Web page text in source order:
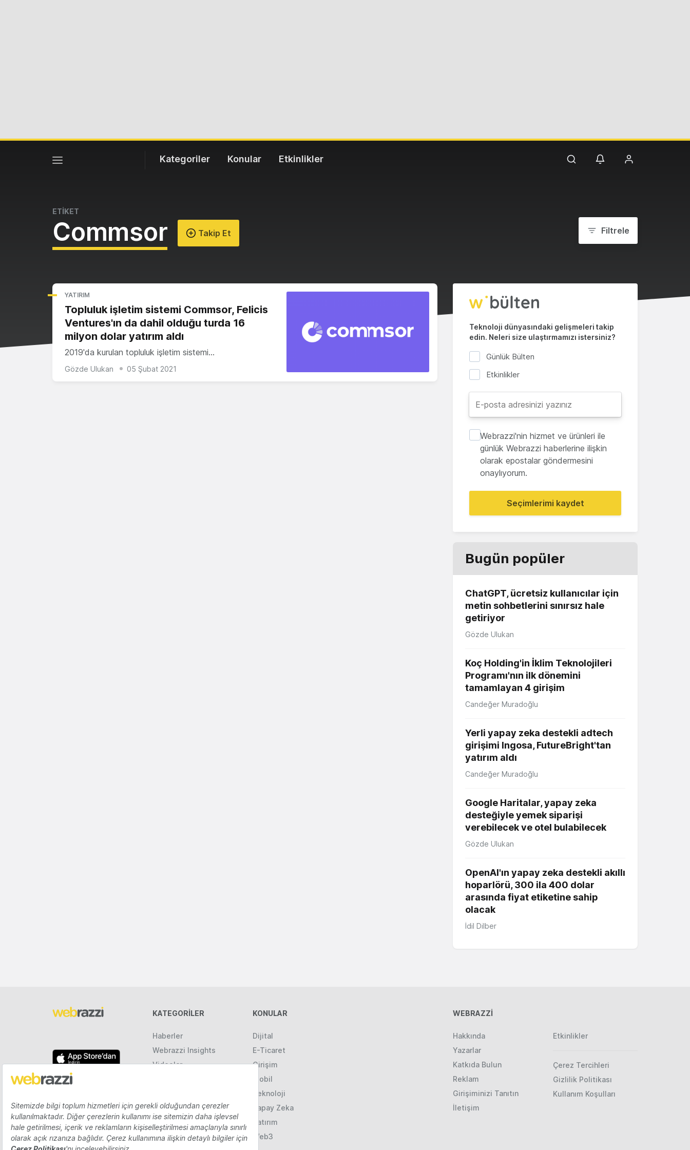
Kategoriler Konular Etkinlikler
ETİKET
Commsor Takip Et Filtrele
YATIRIM
Topluluk işletim sistemi Commsor, Felicis
Ventures'ın da dahil olduğu turda 16
milyon dolar yatırım aldı
2019'da kurulan topluluk işletim sistemi…
Gözde Ulukan 05 Şubat 2021
Teknoloji dünyasındaki gelişmeleri takip
edin. Neleri size ulaştırmamızı istersiniz?
Günlük Bülten
Etkinlikler
Webrazzi'nin hizmet ve ürünleri ile
günlük Webrazzi haberlerine ilişkin
olarak epostalar göndermesini
onaylıyorum.
Seçimlerimi kaydet
Bugün popüler
ChatGPT, ücretsiz kullanıcılar için
metin sohbetlerini sınırsız hale
getiriyor
Gözde Ulukan
Koç Holding'in İklim Teknolojileri
Programı'nın ilk dönemini
tamamlayan 4 girişim
Candeğer Muradoğlu
Yerli yapay zeka destekli adtech
girişimi Ingosa, FutureBright'tan
yatırım aldı
Candeğer Muradoğlu
Google Haritalar, yapay zeka
desteğiyle yemek siparişi
verebilecek ve otel bulabilecek
Gözde Ulukan
OpenAI'ın yapay zeka destekli akıllı
hoparlörü, 300 ila 400 dolar
arasında fiyat etiketine sahip
olacak
İdil Dilber
KATEGORILER
Haberler
Webrazzi Insights
Videolar
KONULAR
Dijital
E-Ticaret
Girişim
Mobil
Teknoloji
Yapay Zeka
Yatırım
Web3
WEBRAZZİ
Hakkında
Yazarlar
Katkıda Bulun
Reklam
Girişiminizi Tanıtın
İletişim
Etkinlikler
Çerez Tercihleri
Gizlilik Politikası
Kullanım Koşulları